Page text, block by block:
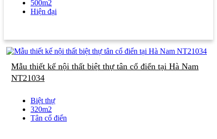
500m2
Hiện đại
Mẫu thiết kế nội thất biệt thự tân cổ điển tại Hà Nam
NT21034
Biệt thự
320m2
Tân cổ điển